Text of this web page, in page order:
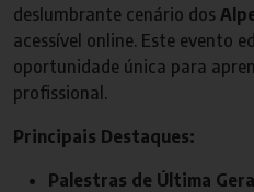
deslumbrante cenário dos
acessível online. Este evento
oportunidade única para
profissional.
Principais Destaques:
Palestras de Última